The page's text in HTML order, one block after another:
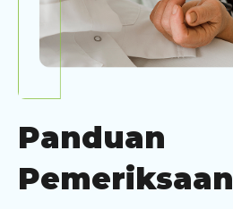
Panduan
Pemeriksaan